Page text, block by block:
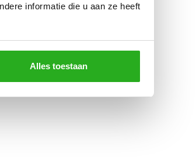
informatie die u aan ze heeft
Alles toestaan